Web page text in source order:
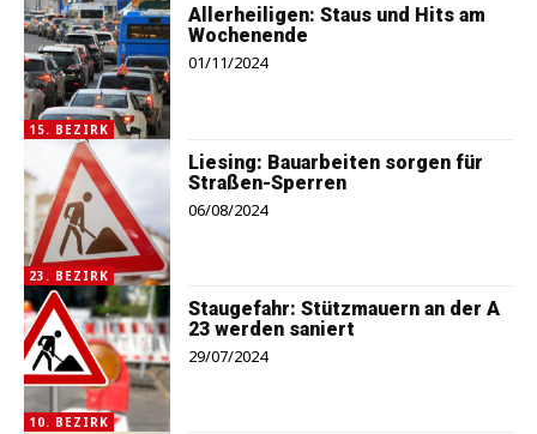
15. BEZIRK
Allerheiligen: Staus und Hits am
Wochenende
01/11/2024
23. BEZIRK
Liesing: Bauarbeiten sorgen für
Straßen-Sperren
06/08/2024
10. BEZIRK
Staugefahr: Stützmauern an der A
23 werden saniert
29/07/2024